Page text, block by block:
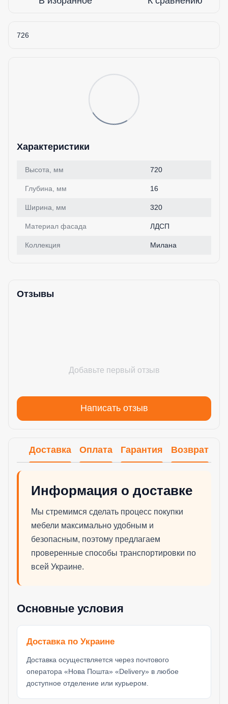
726
Характеристики
Высота, мм 720
Глубина, мм 16
Ширина, мм 320
Материал фасада ЛДСП
Коллекция Милана
Отзывы
Добавьте первый отзыв
Написать отзыв
Доставка Оплата Гарантия Возврат
Информация о доставке
Мы стремимся сделать процесс покупки
мебели максимально удобным и
безопасным, поэтому предлагаем
проверенные способы транспортировки по
всей Украине.
Основные условия
Доставка по Украине
Доставка осуществляется через почтового
оператора «Нова Пошта» «Delivery» в любое
доступное отделение или курьером.